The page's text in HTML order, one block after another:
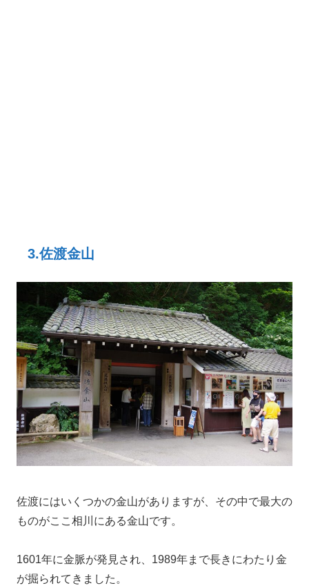
3.佐渡金山
佐渡にはいくつかの金山がありますが、その中で最大の
ものがここ相川にある金山です。
1601年に金脈が発見され、1989年まで長きにわたり金
が掘られてきました。